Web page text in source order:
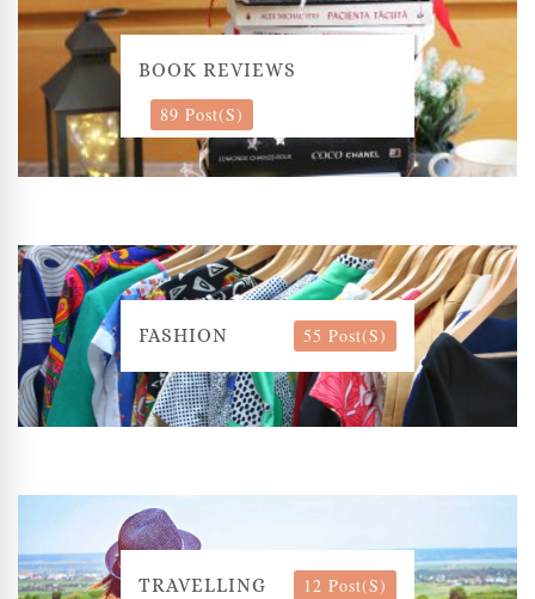
BOOK REVIEWS
89 Post(s)
FASHION 55 Post(s)
TRAVELLING 12 Post(s)